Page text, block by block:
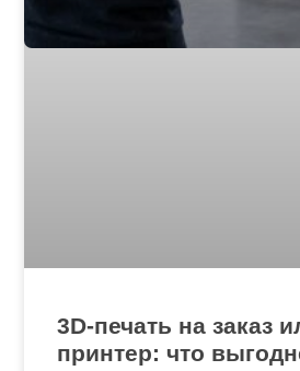
3D-печать на заказ
принтер: что